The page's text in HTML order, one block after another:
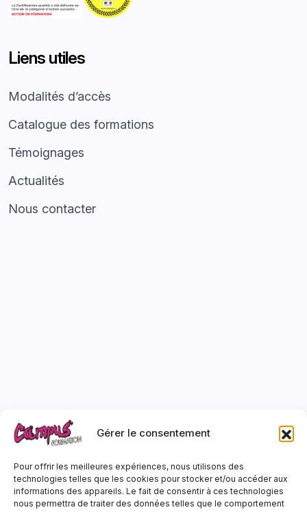
Gérer le consentement
Pour offrir les meilleures expériences, nous utilisons des
technologies telles que les cookies pour stocker et/ou accéder aux
informations des appareils. Le fait de consentir à ces technologies
nous permettra de traiter des données telles que le comportement
Liens utiles
Modalités d’accès
Catalogue des formations
Témoignages
Actualités
Nous contacter
Prévention sécurité
Sécurité routière
Taxi-école